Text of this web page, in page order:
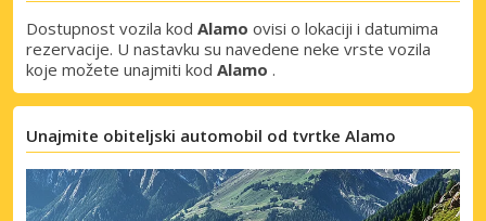
Dostupnost vozila kod Alamo ovisi o lokaciji i datumima
rezervacije. U nastavku su navedene neke vrste vozila
koje možete unajmiti kod Alamo .
Unajmite obiteljski automobil od tvrtke Alamo